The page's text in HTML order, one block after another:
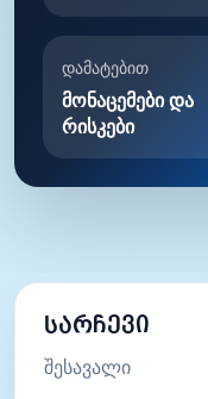
დამატებით
მონაცემები და
რისკები
სარჩევი
შესავალი